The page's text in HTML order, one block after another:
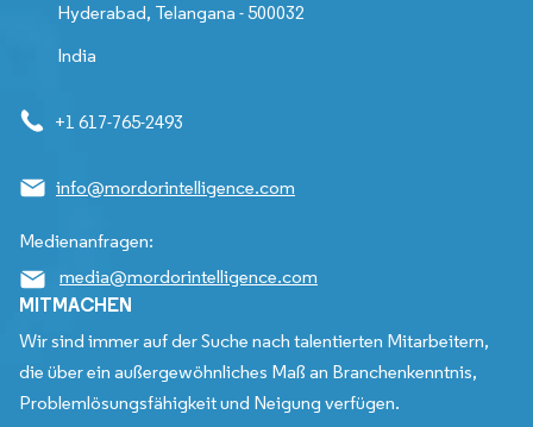
Hyderabad, Telangana - 500032
India
+1 617-765-2493
info@mordorintelligence.com
Medienanfragen:
media@mordorintelligence.com
MITMACHEN
Wir sind immer auf der Suche nach talentierten Mitarbeitern,
die über ein außergewöhnliches Maß an Branchenkenntnis,
Problemlösungsfähigkeit und Neigung verfügen.